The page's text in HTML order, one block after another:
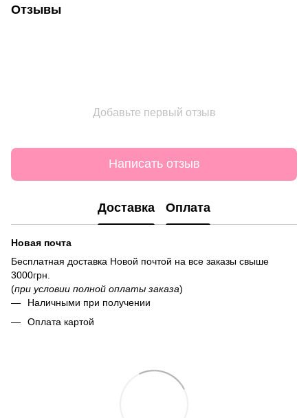
Отзывы
Добавьте первый отзыв
Написать отзыв
Доставка Оплата
Новая почта
Бесплатная доставка Новой почтой на все заказы свыше
3000грн.
(при условии полной оплаты заказа)
Наличными при получении
Оплата картой